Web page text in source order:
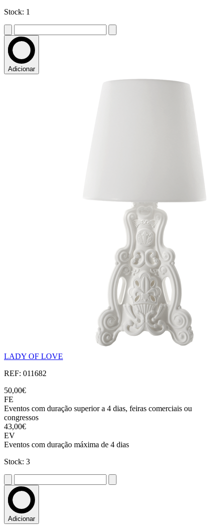
Stock: 1
Adicionar
LADY OF LOVE
REF: 011682
50,00€
FE
Eventos com duração superior a 4 dias, feiras comerciais ou
congressos
43,00€
EV
Eventos com duração máxima de 4 dias
Stock: 3
Adicionar